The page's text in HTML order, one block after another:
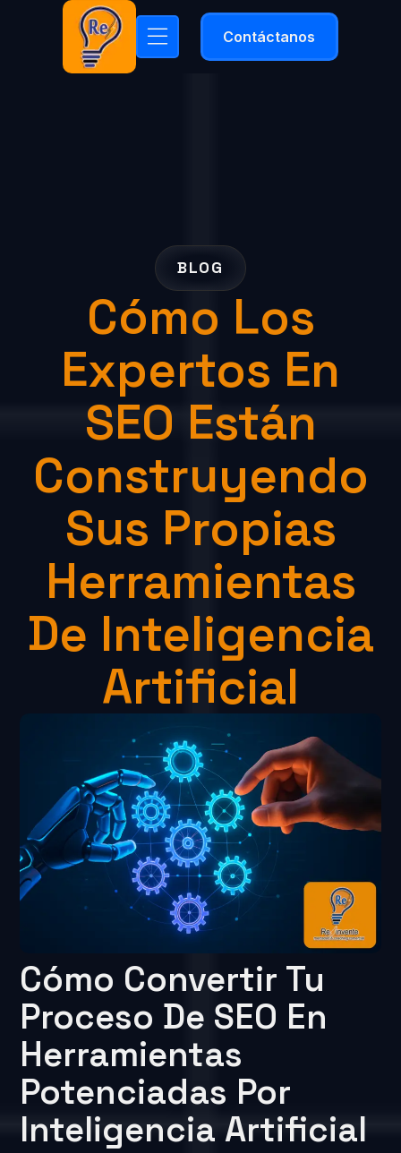
Contáctanos
BLOG
Cómo Los
Expertos En
SEO Están
Construyendo
Sus Propias
Herramientas
De Inteligencia
Artificial
Cómo Convertir Tu
Proceso De SEO En
Herramientas
Potenciadas Por
Inteligencia Artificial